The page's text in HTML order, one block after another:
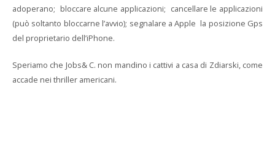
adoperano; bloccare alcune applicazioni; cancellare le applicazioni
(può soltanto bloccarne l’avvio); segnalare a Apple la posizione Gps
del proprietario dell’iPhone.
Speriamo che Jobs& C. non mandino i cattivi a casa di Zdiarski, come
accade nei thriller americani.